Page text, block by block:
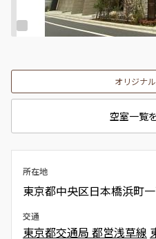
オリジナ
空室一覧
所在地
東京都中央区日本橋浜町
交通
東京都交通局 都営浅草線